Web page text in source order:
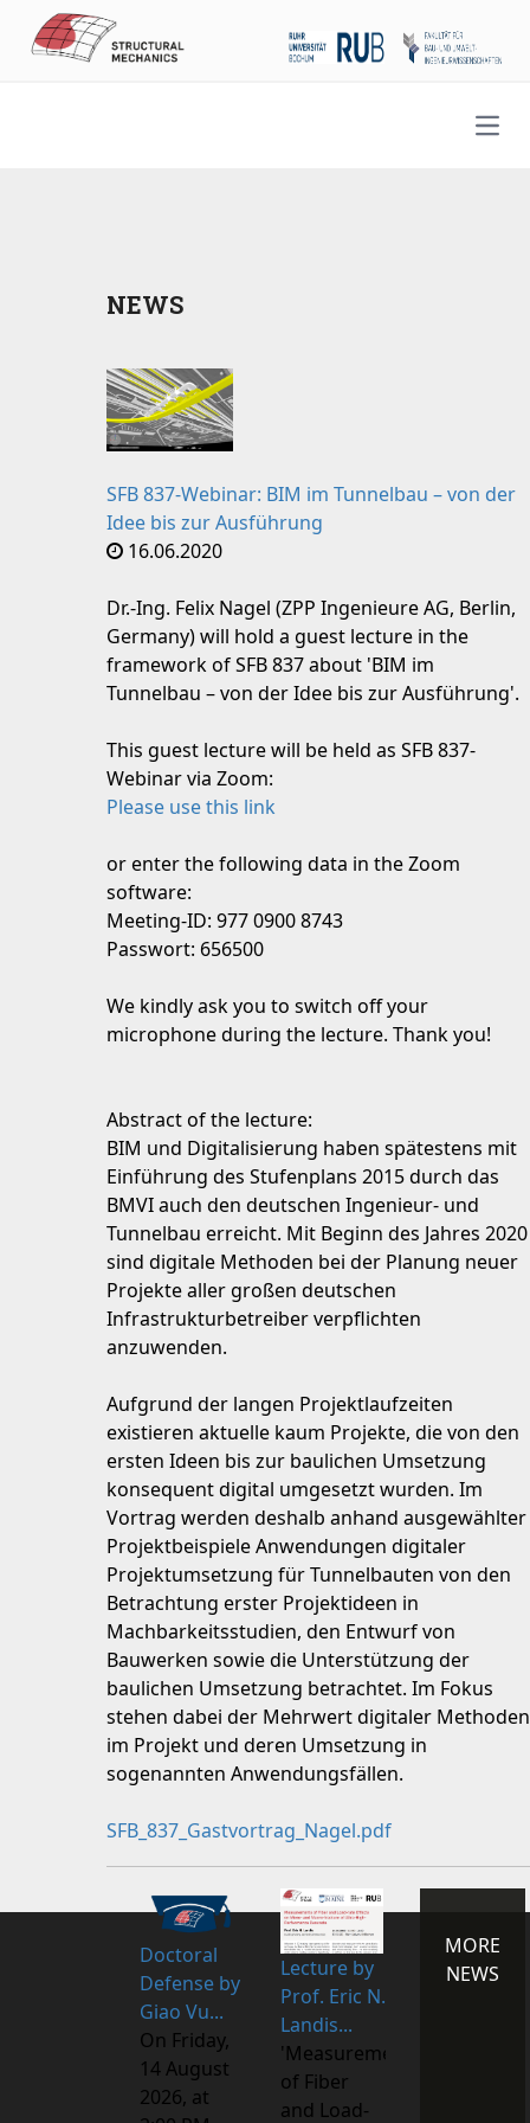
NEWS
SFB 837-Webinar: BIM im Tunnelbau – von der
Idee bis zur Ausführung
16.06.2020
Dr.-Ing. Felix Nagel (ZPP Ingenieure AG, Berlin,
Germany) will hold a guest lecture in the
framework of SFB 837 about 'BIM im
Tunnelbau – von der Idee bis zur Ausführung'.
This guest lecture will be held as SFB 837-
Webinar via Zoom:
Please use this link
or enter the following data in the Zoom
software:
Meeting-ID: 977 0900 8743
Passwort: 656500
We kindly ask you to switch off your
microphone during the lecture. Thank you!
Abstract of the lecture:
BIM und Digitalisierung haben spätestens mit
Einführung des Stufenplans 2015 durch das
BMVI auch den deutschen Ingenieur- und
Tunnelbau erreicht. Mit Beginn des Jahres 2020
sind digitale Methoden bei der Planung neuer
Projekte aller großen deutschen
Infrastrukturbetreiber verpflichten
anzuwenden.
Aufgrund der langen Projektlaufzeiten
existieren aktuelle kaum Projekte, die von den
ersten Ideen bis zur baulichen Umsetzung
konsequent digital umgesetzt wurden. Im
Vortrag werden deshalb anhand ausgewählter
Projektbeispiele Anwendungen digitaler
Projektumsetzung für Tunnelbauten von den
Betrachtung erster Projektideen in
Machbarkeitsstudien, den Entwurf von
Bauwerken sowie die Unterstützung der
baulichen Umsetzung betrachtet. Im Fokus
stehen dabei der Mehrwert digitaler Methoden
im Projekt und deren Umsetzung in
sogenannten Anwendungsfällen.
SFB_837_Gastvortrag_Nagel.pdf
Doctoral
Defense by
Giao Vu...
On Friday,
14 August
2026, at
Lecture by
Prof. Eric N.
Landis...
'Measurements
of Fiber
and Load-
MORE
NEWS